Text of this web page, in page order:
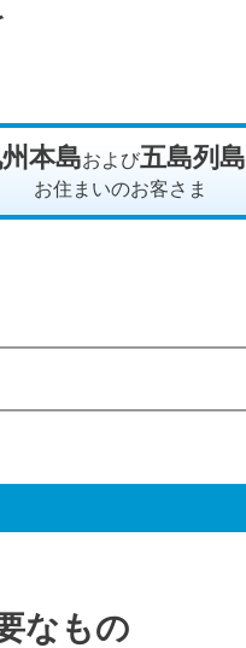
本島および五島列島
お住まいのお客さま
なもの